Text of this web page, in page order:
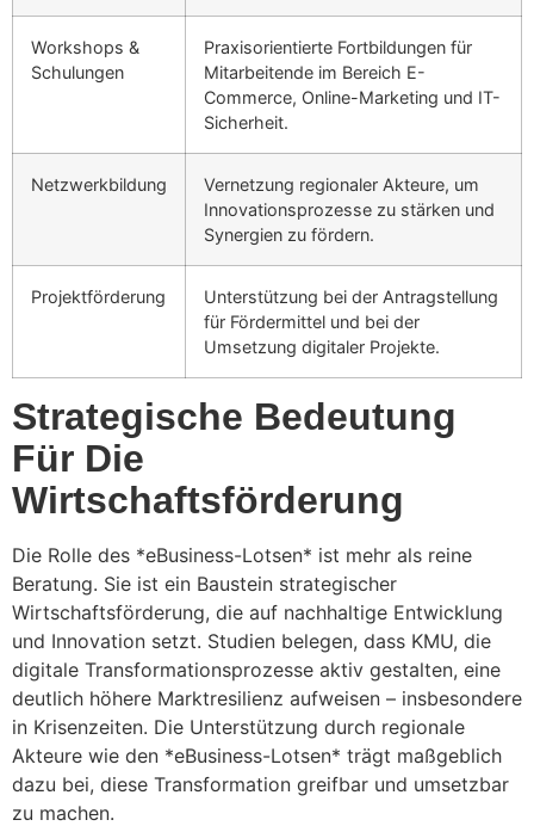
Workshops &
Schulungen
Praxisorientierte Fortbildungen für
Mitarbeitende im Bereich E-
Commerce, Online-Marketing und IT-
Sicherheit.
Netzwerkbildung
Vernetzung regionaler Akteure, um
Innovationsprozesse zu stärken und
Synergien zu fördern.
Projektförderung
Unterstützung bei der Antragstellung
für Fördermittel und bei der
Umsetzung digitaler Projekte.
Strategische Bedeutung
Für Die
Wirtschaftsförderung
Die Rolle des *eBusiness-Lotsen* ist mehr als reine
Beratung. Sie ist ein Baustein strategischer
Wirtschaftsförderung, die auf nachhaltige Entwicklung
und Innovation setzt. Studien belegen, dass KMU, die
digitale Transformationsprozesse aktiv gestalten, eine
deutlich höhere Marktresilienz aufweisen – insbesondere
in Krisenzeiten. Die Unterstützung durch regionale
Akteure wie den *eBusiness-Lotsen* trägt maßgeblich
dazu bei, diese Transformation greifbar und umsetzbar
zu machen.